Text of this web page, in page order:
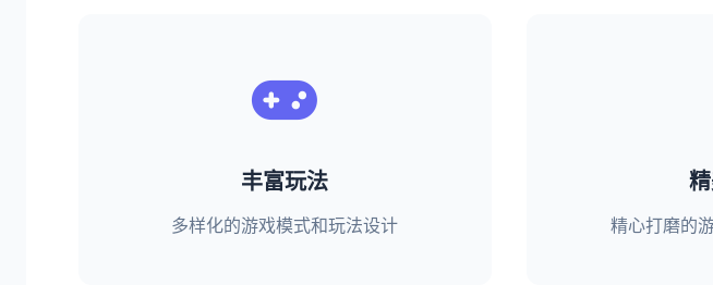
丰富玩法
多样化的游戏模式和玩法设计 精心打磨的